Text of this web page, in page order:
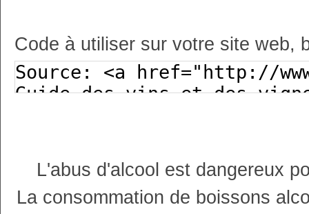
Code à utiliser sur votre site web,
L'abus d'alcool est dangereux
La consommation de boissons